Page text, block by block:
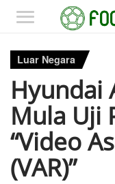
Luar Negara
Hyundai
Mula Uji
“Video
(VAR)”